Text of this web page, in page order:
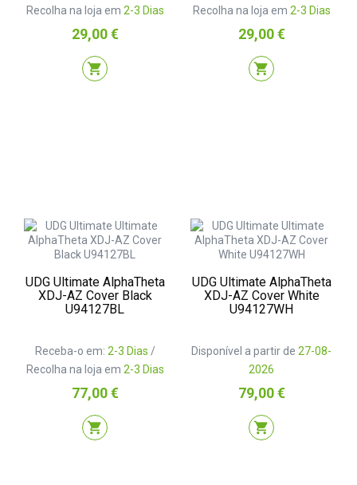
Recolha na loja em 2-3 Dias
Preço
29,00 €
shopping_cart
Recolha na loja em 2-3 Dias
Preço
29,00 €
shopping_cart
UDG Ultimate AlphaTheta
XDJ-AZ Cover Black
U94127BL
Receba-o em: 2-3 Dias /
Recolha na loja em 2-3 Dias
Preço
77,00 €
shopping_cart
UDG Ultimate AlphaTheta
XDJ-AZ Cover White
U94127WH
Disponível a partir de 27-08-
2026
Preço
79,00 €
shopping_cart